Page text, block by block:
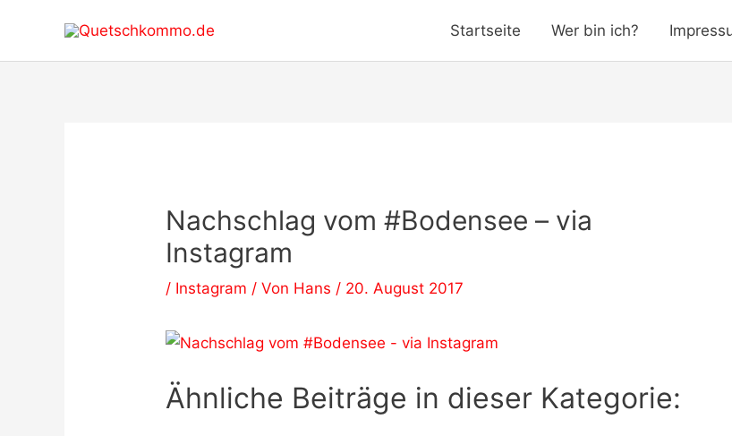
springen
Startseite Wer bin ich?
Nachschlag vom #Bodensee – via
Instagram
/ Instagram / Von Hans / 20. August 2017
Ähnliche Beiträge in dieser Kategorie: